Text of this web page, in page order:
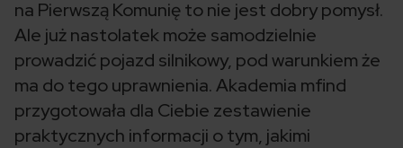
na Pierwszą Komunię to nie jest dobry pomysł.
Ale już nastolatek może samodzielnie
prowadzić pojazd silnikowy, pod warunkiem że
ma do tego uprawnienia. Akademia mfind
przygotowała dla Ciebie zestawienie
praktycznych informacji o tym, jakimi